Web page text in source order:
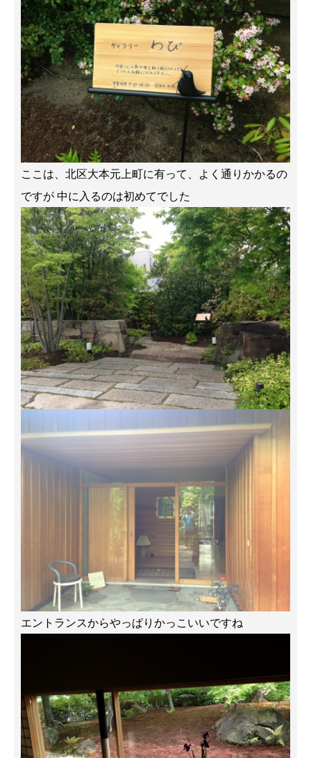
ここは、北区大本元上町に有って、よく通りかかるの
ですが 中に入るのは初めてでした
エントランスからやっぱりかっこいいですね